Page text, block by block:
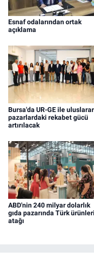
Esnaf odalarından ortak
açıklama
Bursa'da UR-GE ile
pazarlardaki rekabet gücü
artırılacak
ABD'nin 240 milyar dolarlık
gıda pazarında Türk ürünleri
atağı